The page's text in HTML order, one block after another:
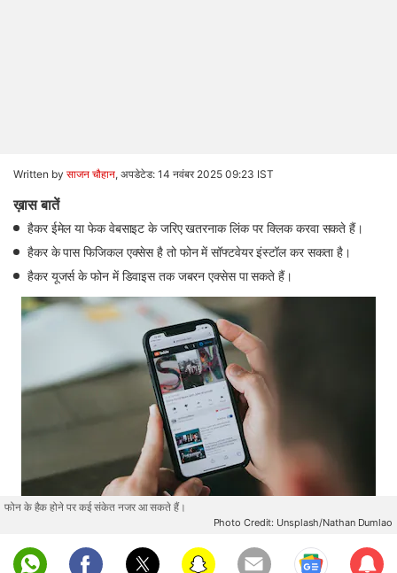
Written by साजन चौहान, अपडेटेड: 14 नवंबर 2025 09:23 IST
ख़ास बातें
हैकर ईमेल या फेक वेबसाइट के जरिए खतरनाक लिंक पर क्लिक करवा सकते हैं।
हैकर के पास फिजिकल एक्सेस है तो फोन में सॉफ्टवेयर इंस्टॉल कर सकता है।
हैकर यूजर्स के फोन में डिवाइस तक जबरन एक्सेस पा सकते हैं।
फोन के हैक होने पर कई संकेत नजर आ सकते हैं।
Photo Credit: Unsplash/Nathan Dumlao
Sub